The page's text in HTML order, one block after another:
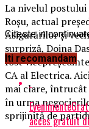
La nivelul
Roşu, actual
Asigurărilor şi
surpriză, Doina
fost
CA al Electrica.
mai clare, întrucât
în urma
sprijinită de
Citeste in
Iti recomandam
acces gratuit